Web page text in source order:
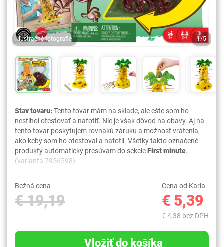
Ilustračné fotografie 1/5
Stav tovaru:Tento tovar mám na sklade, ale ešte som ho
nestihol otestovať a nafotiť. Nie je však dôvod na obavy. Aj na
tento tovar poskytujem rovnakú záruku a možnosť vrátenia,
ako keby som ho otestoval a nafotil. Všetky takto označené
produkty automaticky presúvam do sekcieFirst minute.
(varianta 7956598)
Bežná cena
€ 19,19
Cena od Karla
€ 5,39
€ 4,38 bez DPH
Vložiť do košíka